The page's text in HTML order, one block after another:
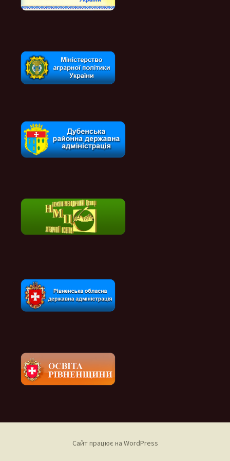
Сайт працює на WordPress